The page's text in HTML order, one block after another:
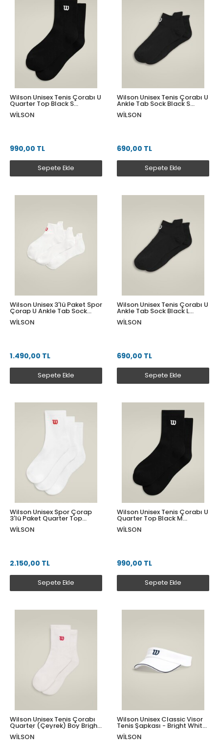
Wilson Unisex Tenis Çorabı U
Quarter Top Black S
WU00015511BKAS
WILSON
990,00 TL
Sepete Ekle
Wilson Unisex Tenis Çorabı U
Ankle Tab Sock Black S
WU00062411BKAS
WILSON
690,00 TL
Sepete Ekle
Wilson Unisex 3'lü Paket Spor
Çorap U Ankle Tab Sock
Bright White S
WU00075511WTAS
WILSON
1.490,00 TL
Sepete Ekle
Wilson Unisex Tenis Çorabı U
Ankle Tab Sock Black L
WU00062411BKAL
WILSON
690,00 TL
Sepete Ekle
Wilson Unisex Spor Çorap
3'lü Paket Quarter Top
Bright White S
WU00083511ZABS
WILSON
2.150,00 TL
Sepete Ekle
Wilson Unisex Tenis Çorabı U
Quarter Top Black M
WU00015511BKAM
WILSON
990,00 TL
Sepete Ekle
Wilson Unisex Tenis Çorabı
Quarter (Çeyrek) Boy Bright
White / Infrared S
WU00015331WTAS
WILSON
Wilson Unisex Classic Visor
Tenis Şapkası - Bright White
SM WU00014511WTASM
WILSON